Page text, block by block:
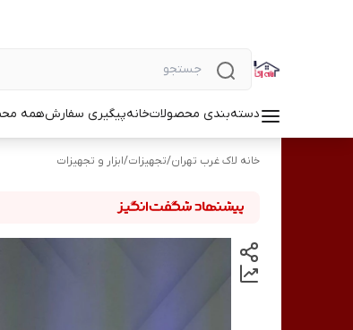
دسته‌بندی محصولاتخانهپیگیری سفارشهمه
خانه لاک غرب تهران/تجهیزات/ابزار و تجهیزات